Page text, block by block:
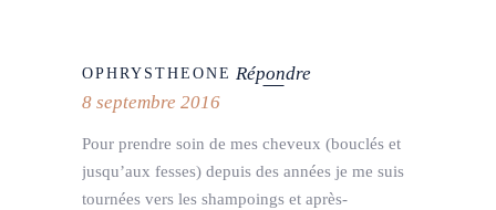
OPHRYSTHEONE Répondre
8 septembre 2016
Pour prendre soin de mes cheveux (bouclés et
jusqu’aux fesses) depuis des années je me suis
tournées vers les shampoings et après-